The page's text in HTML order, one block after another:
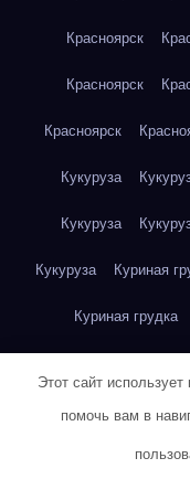
Красноярск
Красноярск
Красноярск
Кукуруза
Кукуруза
Кукуруза Куриная
Куриная грудка
Куриная грудка
Куриная грудка
Этот сайт
помочь вам в